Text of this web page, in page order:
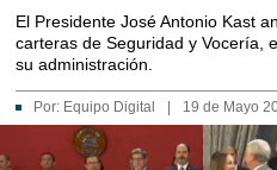
El Presidente José Antonio Kast
carteras de Seguridad y Vocería,
su administración.
Por: Equipo Digital 19 de Mayo